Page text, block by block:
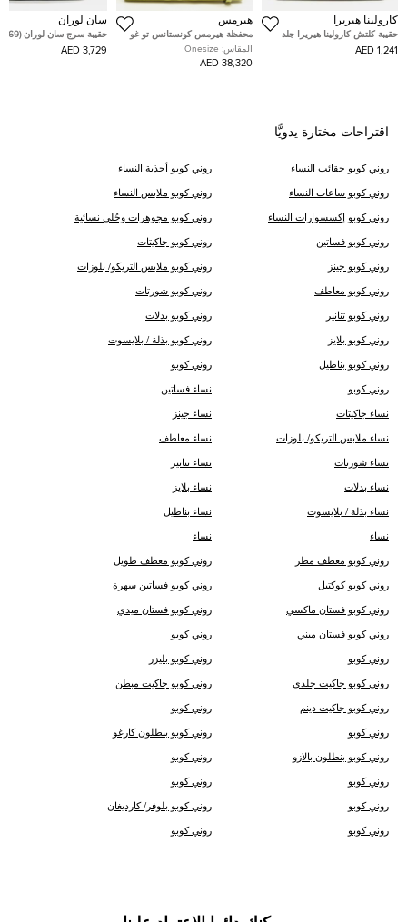
كارولينا هيريرا
حقيبة كلتش كارولينا هيريرا جلد
مونوغرام سوداء إنرو
1,241 AED
هيرمس
محفظة هيرمس كونستانس تو غو
جلد إبسوم إيتوب
المقاس: Onesize
38,320 AED
سان لوران
حقيبة سرج سان لوران (568569)
3,729 AED
اقتراحات مختارة يدويًّا
روني كوبو حقائب النساء روني كوبو أحذية النساء
روني كوبو ساعات النساء روني كوبو ملابس النساء
روني كوبو إكسسوارات النساء روني كوبو مجوهرات وحُلي نسائية
روني كوبو فساتين روني كوبو جاكيتات
روني كوبو جينز روني كوبو ملابس التريكو/ بلوزات
روني كوبو معاطف روني كوبو شورتات
روني كوبو تنانير روني كوبو بدلات
روني كوبو بلايز روني كوبو بذلة / بلايسوت
روني كوبو بناطيل روني كوبو
روني كوبو نساء فساتين
نساء جاكيتات نساء جينز
نساء ملابس التريكو/ بلوزات نساء معاطف
نساء شورتات نساء تنانير
نساء بدلات نساء بلايز
نساء بذلة / بلايسوت نساء بناطيل
نساء نساء
روني كوبو معطف مطر روني كوبو معطف طويل
روني كوبو كوكتيل روني كوبو فساتين سهرة
روني كوبو فستان ماكسي روني كوبو فستان ميدي
روني كوبو فستان ميني روني كوبو
روني كوبو روني كوبو بليزر
روني كوبو جاكيت جلدي روني كوبو جاكيت مبطن
روني كوبو جاكيت دينم روني كوبو
روني كوبو روني كوبو بنطلون كارغو
روني كوبو بنطلون بالازو روني كوبو
روني كوبو روني كوبو
روني كوبو روني كوبو بلوفر/ كارديغان
روني كوبو روني كوبو